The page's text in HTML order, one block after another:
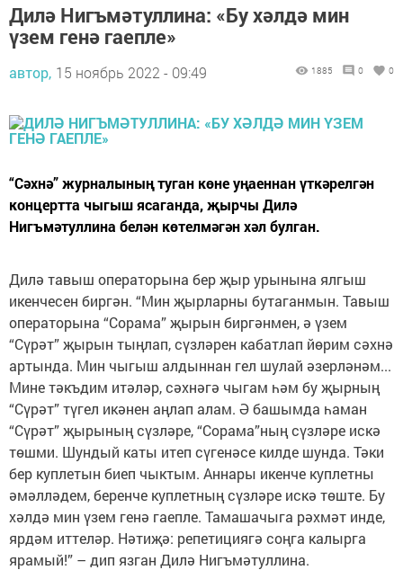
Дилә Нигъмәтуллина: «Бу хәлдә мин
үзем генә гаепле»
автор, 15 ноябрь 2022 - 09:49 1885 0 0
“Сәхнә” журналының туган көне уңаеннан үткәрелгән
концертта чыгыш ясаганда, җырчы Дилә
Нигъмәтуллина белән көтелмәгән хәл булган.
Дилә тавыш операторына бер җыр урынына ялгыш
икенчесен биргән. “Мин җырларны бутаганмын. Тавыш
операторына “Сорама” җырын биргәнмен, ә үзем
“Сүрәт” җырын тыңлап, сүзләрен кабатлап йөрим сәхнә
артында. Мин чыгыш алдыннан гел шулай әзерләнәм...
Мине тәкъдим итәләр, сәхнәгә чыгам һәм бу җырның
“Сүрәт” түгел икәнен аңлап алам. Ә башымда һаман
“Сүрәт” җырының сүзләре, “Сорама”ның сүзләре искә
төшми. Шундый каты итеп сүгенәсе килде шунда. Тәки
бер куплетын биеп чыктым. Аннары икенче куплетны
әмәлләдем, беренче куплетның сүзләре искә төште. Бу
хәлдә мин үзем генә гаепле. Тамашачыга рәхмәт инде,
ярдәм иттеләр. Нәтиҗә: репетициягә соңга калырга
ярамый!” – дип язган Дилә Нигъмәтуллина.